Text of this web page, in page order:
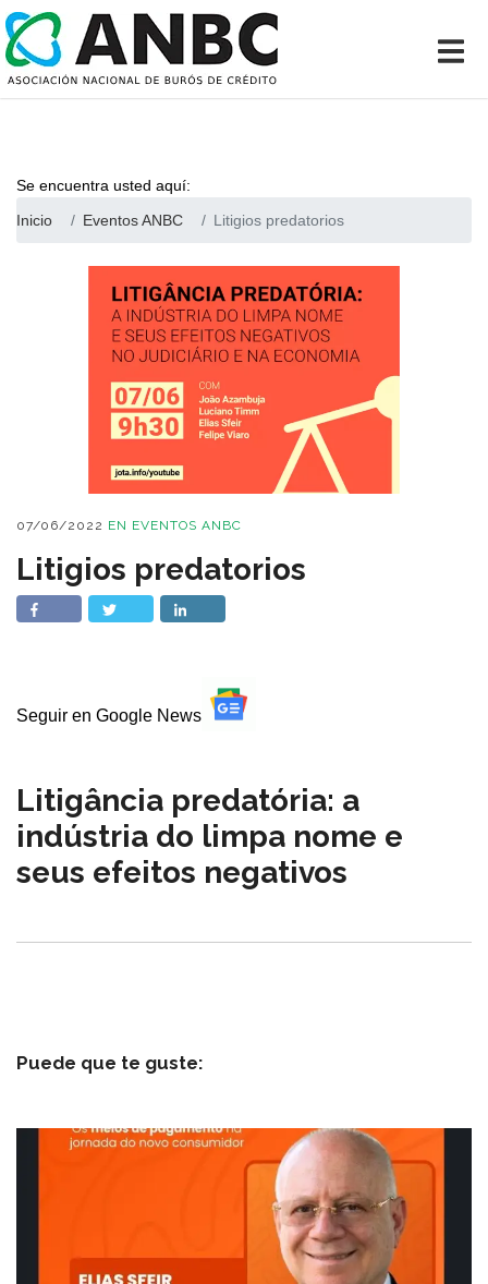
Se encuentra usted aquí:
Inicio
Eventos ANBC Litigios predatorios
07/06/2022 EN EVENTOS ANBC
Litigios predatorios
Seguir en Google News
Litigância predatória: a
indústria do limpa nome e
seus efeitos negativos
Puede que te guste: